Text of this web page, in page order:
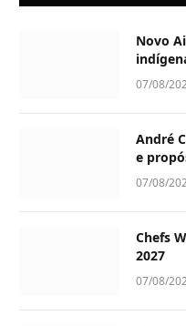
Novo
07/08/
André
e
07/08/
Chefs
2027
07/08/